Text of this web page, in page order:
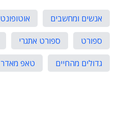
אנשים ומחשבים אוטופונט
ספורט
ספורט אתגרי
גדולים מהחיים
טאפ מאדר